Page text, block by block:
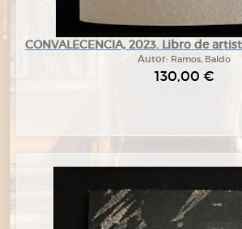
CONVALECENCIA, 2023. Libro de
Autor: Ramos, Baldo
130,00 €